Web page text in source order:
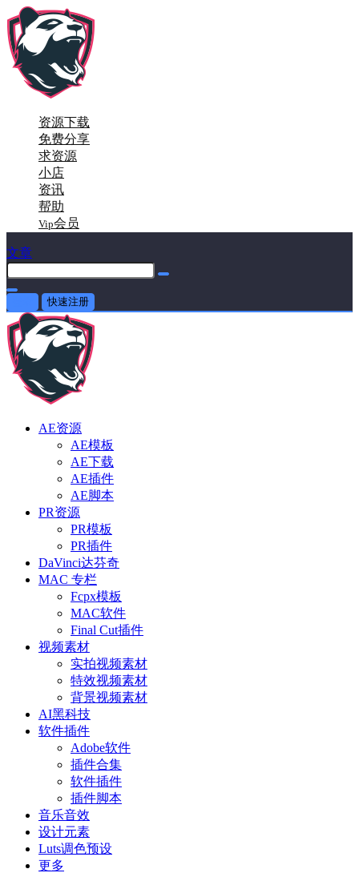
资源下载
免费分享
求资源
小店
资讯
帮助
Vip会员
文章
快速注册
AE资源
AE模板
AE下载
AE插件
AE脚本
PR资源
PR模板
PR插件
DaVinci达芬奇
MAC 专栏
Fcpx模板
MAC软件
Final Cut插件
视频素材
实拍视频素材
特效视频素材
背景视频素材
AI黑科技
软件插件
Adobe软件
插件合集
软件插件
插件脚本
音乐音效
设计元素
Luts调色预设
更多